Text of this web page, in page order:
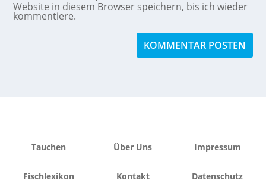
Website in diesem Browser speichern, bis ich wieder
kommentiere.
Tauchen
Fischlexikon
Über Uns
Kontakt
Impressum
Datenschutz